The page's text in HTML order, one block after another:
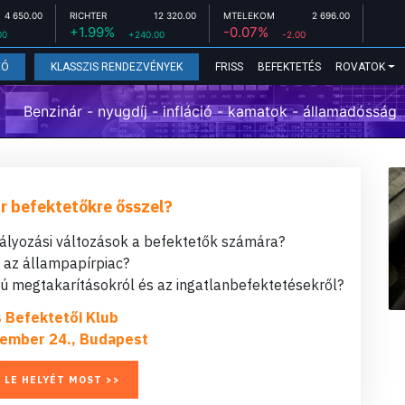
4 650.00
RICHTER 12 320.00
+1.99% +240.00
MTELEKOM 2 696.00
-0.07% -2.00
KLASSZIS RENDEZVÉNYEK FRISS BEFEKTETÉS ROVATOK
Benzinár - nyugdíj - infláció - kamatok - államadósság
befektetőkre ősszel?
változások a befektetők számára?
állampapírpiac?
megtakarításokról és az ingatlanbefektetésekről?
Befektetői Klub
24., Budapest
LE HELYÉT MOST >>